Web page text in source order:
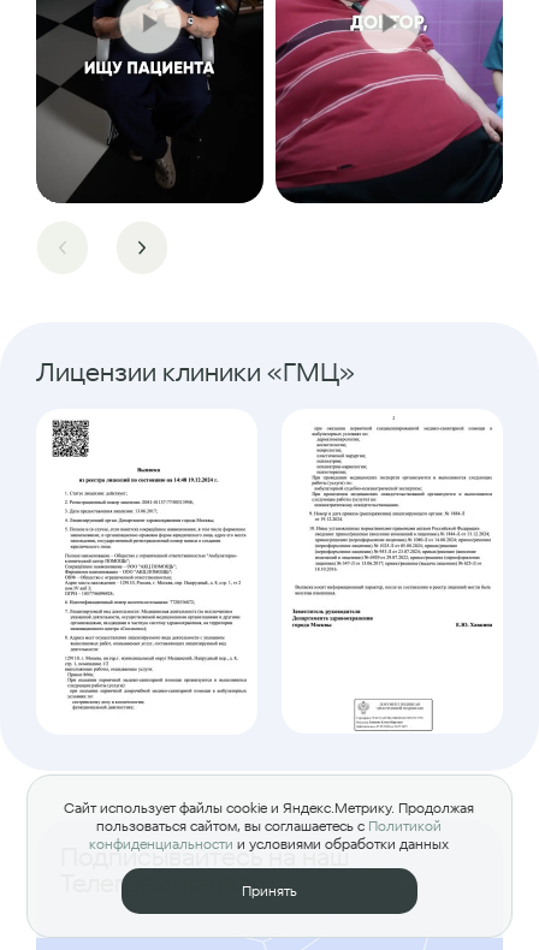
Лицензии клиники «ГМЦ»
Подписывайтесь на наш
Телеграм-канал
Сайт использует файлы cookie и Яндекс.Метрику. Продолжая
пользоваться сайтом, вы соглашаетесь с Политикой
конфиденциальности и условиями обработки данных
Принять